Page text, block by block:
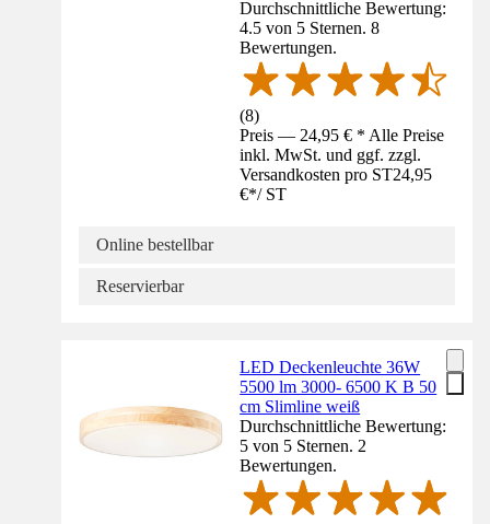
Durchschnittliche Bewertung:
4.5 von 5 Sternen. 8
Bewertungen.
(8)
Preis — 24,95 € * Alle Preise
inkl. MwSt. und ggf. zzgl.
Versandkosten pro ST24,95
€*/ ST
Online bestellbar
Reservierbar
LED Deckenleuchte 36W
5500 lm 3000- 6500 K B 50
cm Slimline weiß
Durchschnittliche Bewertung:
5 von 5 Sternen. 2
Bewertungen.